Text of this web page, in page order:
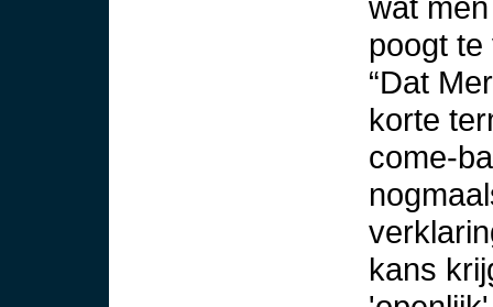
poogt
“Dat
korte
come-
kans